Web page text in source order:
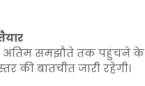
समझौते तक पहुंचने के
की बातचीत जारी रहेगी।